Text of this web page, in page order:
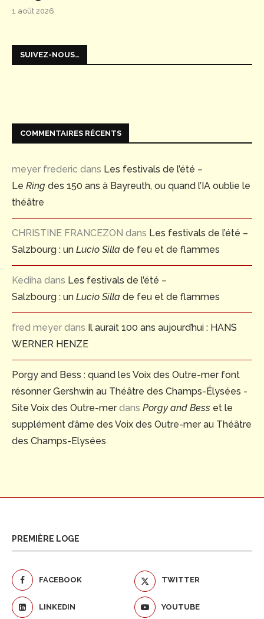
1 août 2026
SUIVEZ-NOUS…
COMMENTAIRES RÉCENTS
meyer frederic dans Les festivals de l’été –
Le Ring des 150 ans à Bayreuth, ou quand l’IA oublie le
théâtre
CHRISTINE FRANCEZON dans Les festivals de l’été –
Salzbourg : un Lucio Silla de feu et de flammes
Kediha dans Les festivals de l’été –
Salzbourg : un Lucio Silla de feu et de flammes
fred meyer dans Il aurait 100 ans aujourd’hui : HANS
WERNER HENZE
Porgy and Bess : quand les Voix des Outre-mer font
résonner Gershwin au Théâtre des Champs-Élysées -
Site Voix des Outre-merdans Porgy and Bess et le
supplément d’âme des Voix des Outre-mer au Théâtre
des Champs-Elysées
PREMIÈRE LOGE
FACEBOOK TWITTER
LINKEDIN YOUTUBE